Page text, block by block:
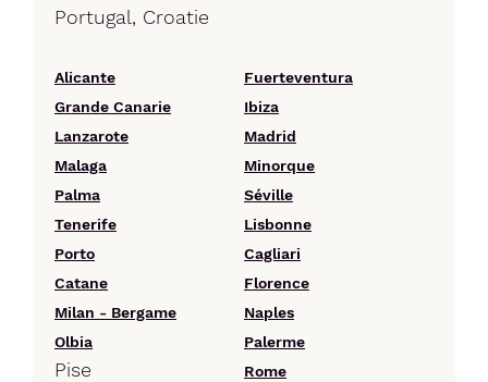
Portugal, Croatie
Alicante
Fuerteventura
Grande Canarie
Ibiza
Lanzarote
Madrid
Malaga
Minorque
Palma
Séville
Tenerife
Lisbonne
Porto
Cagliari
Catane
Florence
Milan - Bergame
Naples
Olbia
Palerme
Pise
Rome